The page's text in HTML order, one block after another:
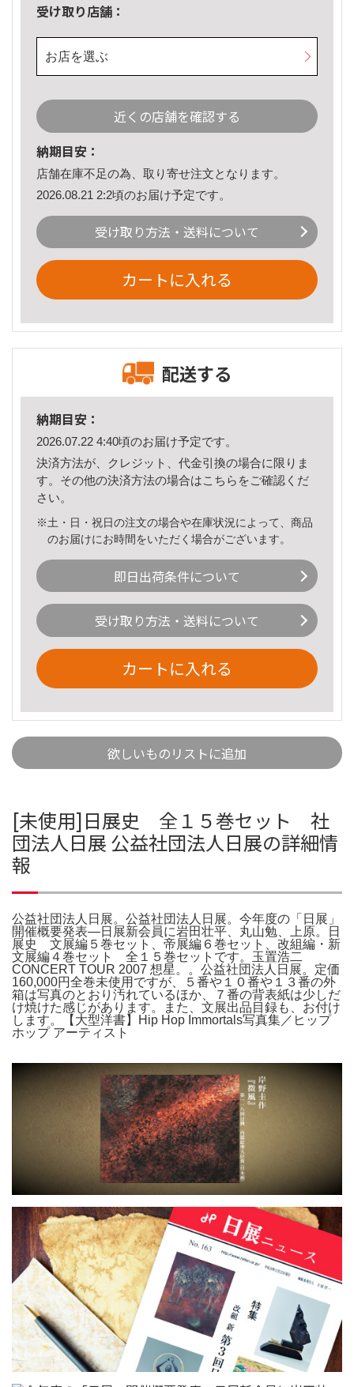
受け取り店舗：
お店を選ぶ
近くの店舗を確認する
納期目安：
店舗在庫不足の為、取り寄せ注文となります。
2026.08.21 2:2頃のお届け予定です。
受け取り方法・送料について
カートに入れる
配送する
納期目安：
2026.07.22 4:40頃のお届け予定です。
決済方法が、クレジット、代金引換の場合に限りま
す。その他の決済方法の場合はこちら をご確認くだ
さい。
※土・日・祝日の注文の場合や在庫状況によって、商品
のお届けにお時間をいただく場合がございます。
即日出荷条件について
受け取り方法・送料について
カートに入れる
欲しいものリストに追加
[未使用]日展史 全１５巻セット 社
団法人日展 公益社団法人日展の詳細情
報
公益社団法人日展。公益社団法人日展。今年度の「日展」
開催概要発表―日展新会員に岩田壮平、丸山勉、上原。日
展史 文展編５巻セット、帝展編６巻セット、改組編・新
文展編４巻セット 全１５巻セットです。玉置浩二
CONCERT TOUR 2007 想星。。公益社団法人日展。定価
160,000円全巻未使用ですが、５番や１０番や１３番の外
箱は写真のとおり汚れているほか、７番の背表紙は少しだ
け焼けた感じがあります。また、文展出品目録も、お付け
します。【大型洋書】Hip Hop Immortals写真集／ヒップ
ホップ アーティスト